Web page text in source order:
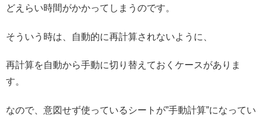
どえらい時間がかかってしまうのです。
そういう時は、自動的に再計算されないように、
再計算を自動から手動に切り替えておくケースがありま
す。
なので、意図せず使っているシートが”手動計算”になってい